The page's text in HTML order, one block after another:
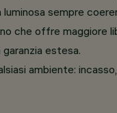
sempre
che offre maggiore
estesa.
ambiente: